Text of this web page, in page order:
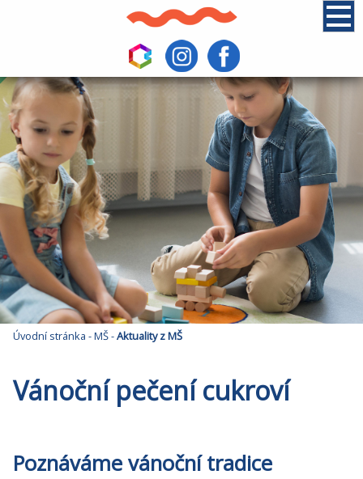
Úvodní stránka -MŠ-Aktuality z MŠ
Vánoční pečení cukroví
Poznáváme vánoční tradice